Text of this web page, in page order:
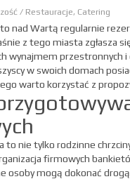
/ Restauracje, Catering
nad Wartą regularnie
z tego miasta
wynajmem przestronnych
w swoich domach
warto korzystać z
to nie tylko rodzinne
firmowych
osoby mogą dokonać